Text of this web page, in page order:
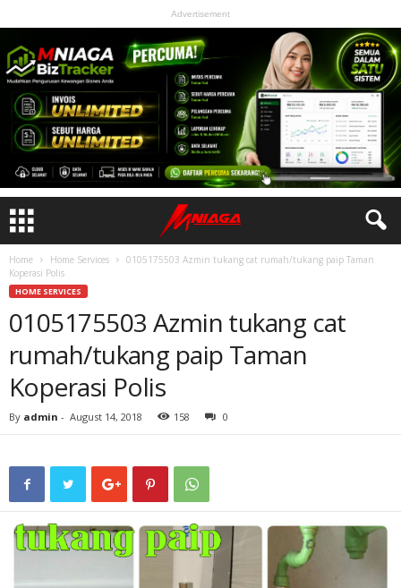
Advertisement
Home Home Services
0105175503 Azmin tukang cat rumah/tukang paip Taman
Koperasi Polis
HOME SERVICES
0105175503 Azmin tukang cat
rumah/tukang paip Taman
Koperasi Polis
By admin - August 14, 2018 158 0